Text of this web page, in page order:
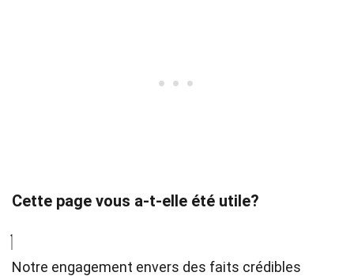
Cette page vous a-t-elle été utile?
Notre engagement envers des faits crédibles